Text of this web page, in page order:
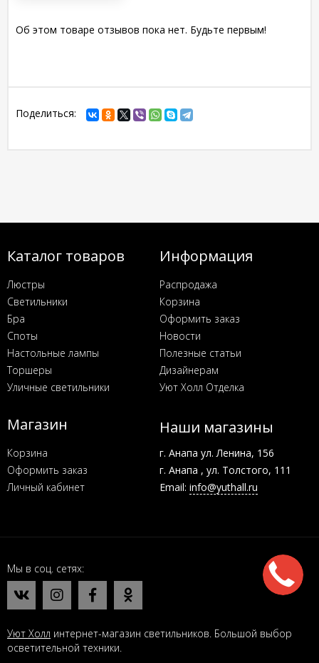
Об этом товаре отзывов пока нет. Будьте первым!
Поделиться:
Каталог товаров
Люстры
Светильники
Бра
Споты
Настольные лампы
Торшеры
Уличные светильники
Информация
Распродажа
Корзина
Оформить заказ
Новости
Полезные статьи
Дизайнерам
Уют Холл Отделка
Магазин
Корзина
Оформить заказ
Личный кабинет
Наши магазины
г. Анапа ул. Ленина, 156
г. Анапа , ул. Толстого, 111
Email: info@yuthall.ru
Мы в соц. сетях
Уют Холл интернет-магазин светильников. Большой выбор
осветительной техники.